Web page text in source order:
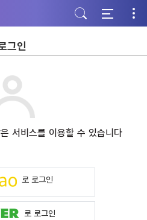
그인
서비스를 이용할 수 있습니다
로 로그인
로 로그인